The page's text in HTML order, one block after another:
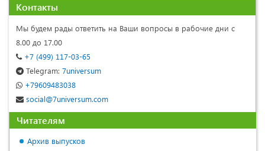
Контакты
Мы будем рады ответить на Ваши вопросы в рабочие дни с
8.00 до 17.00
+7 (499) 117-03-65
Telegram: 7universum
+79609483038
social@7universum.com
Читателям
Архив выпусков